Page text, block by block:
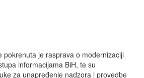
pokrenuta je rasprava o modernizaciji
informacijama BiH, te su
za unapređenje nadzora i provedbe